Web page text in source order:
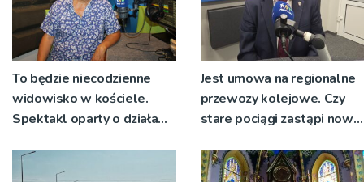
To będzie niecodzienne
widowisko w kościele.
Spektakl oparty o działa
Jest umowa na regionalne
przewozy kolejowe. Czy
stare pociągi zastąpi nowy